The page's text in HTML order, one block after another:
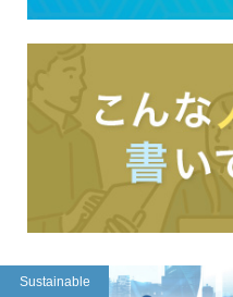
Sustainable